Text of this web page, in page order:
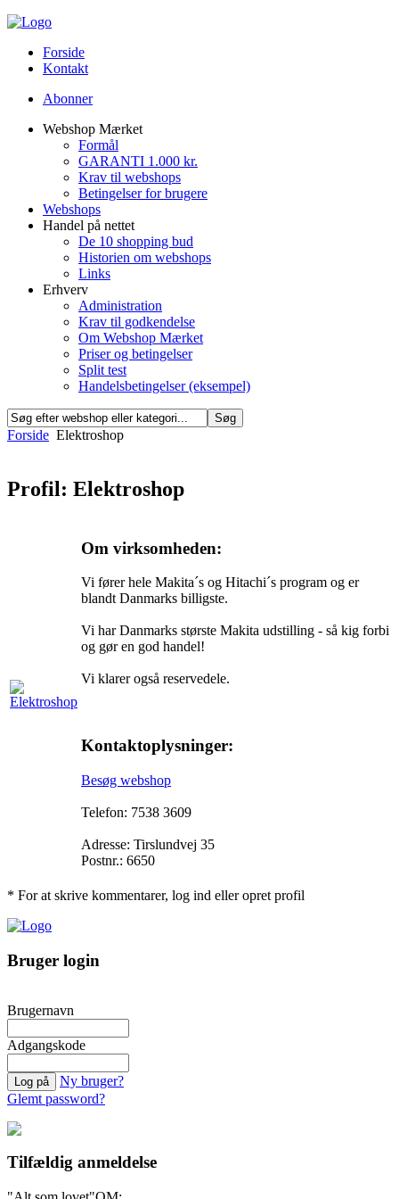
Forside
Kontakt
Abonner
Webshop Mærket
Formål
GARANTI 1.000 kr.
Krav til webshops
Betingelser for brugere
Webshops
Handel på nettet
De 10 shopping bud
Historien om webshops
Links
Erhverv
Administration
Krav til godkendelse
Om Webshop Mærket
Priser og betingelser
Split test
Handelsbetingelser (eksempel)
Forside Elektroshop
Profil: Elektroshop
Om virksomheden:
Vi fører hele Makita´s og Hitachi´s program og er
blandt Danmarks billigste.
Vi har Danmarks største Makita udstilling - så kig forbi
og gør en god handel!
Vi klarer også reservedele.
Kontaktoplysninger:
Besøg webshop
Telefon: 7538 3609
Adresse: Tirslundvej 35
Postnr.: 6650
* For at skrive kommentarer, log ind eller opret profil
Bruger login
Brugernavn
Adgangskode
Ny bruger?
Glemt password?
Tilfældig anmeldelse